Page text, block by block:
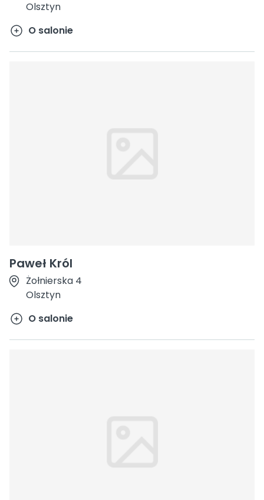
Olsztyn
O salonie
Paweł Król
Żołnierska 4
Olsztyn
O salonie